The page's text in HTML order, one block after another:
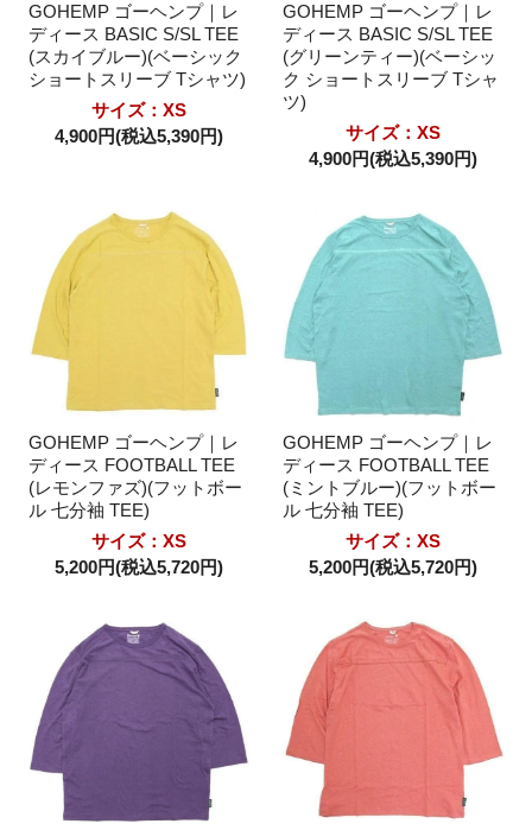
GOHEMP ゴーヘンプ｜レ
ディース BASIC S/SL TEE
(スカイブルー)(ベーシック
ショートスリーブ Tシャツ)
サイズ：XS
4,900円(税込5,390円)
GOHEMP ゴーヘンプ｜レ
ディース BASIC S/SL TEE
(グリーンティー)(ベーシッ
ク ショートスリーブ Tシャ
ツ)
サイズ：XS
4,900円(税込5,390円)
GOHEMP ゴーヘンプ｜レ
ディース FOOTBALL TEE
(レモンファズ)(フットボー
ル 七分袖 TEE)
サイズ：XS
5,200円(税込5,720円)
GOHEMP ゴーヘンプ｜レ
ディース FOOTBALL TEE
(ミントブルー)(フットボー
ル 七分袖 TEE)
サイズ：XS
5,200円(税込5,720円)